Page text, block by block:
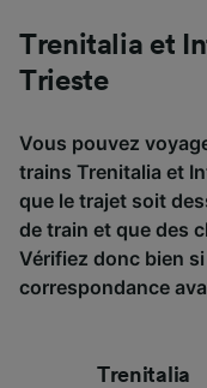
Trenitalia et
Trieste
Vous pouvez
trains Trenitalia et
que le trajet soit
de train et que des
Vérifiez donc bien
correspondance
Trenitalia